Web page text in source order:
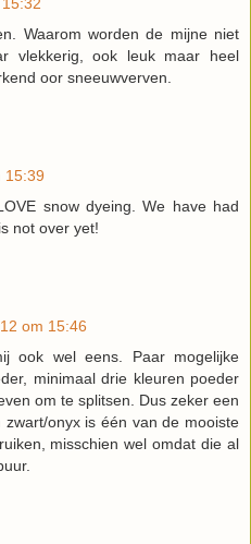
Waarom worden de mijne niet
vlekkerig, ook leuk maar heel
oor sneeuwverven.
15:39
snow dyeing. We have had
not over yet!
om 15:46
ook wel eens. Paar mogelijke
minimaal drie kleuren poeder
om te splitsen. Dus zeker een
onyx is één van de mooiste
misschien wel omdat die al